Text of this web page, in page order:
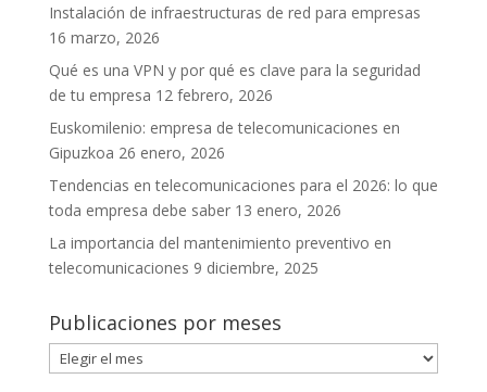
Instalación de infraestructuras de red para empresas
16 marzo, 2026
Qué es una VPN y por qué es clave para la seguridad
de tu empresa 12 febrero, 2026
Euskomilenio: empresa de telecomunicaciones en
Gipuzkoa 26 enero, 2026
Tendencias en telecomunicaciones para el 2026: lo que
toda empresa debe saber 13 enero, 2026
La importancia del mantenimiento preventivo en
telecomunicaciones 9 diciembre, 2025
Publicaciones por meses
Publicaciones
por